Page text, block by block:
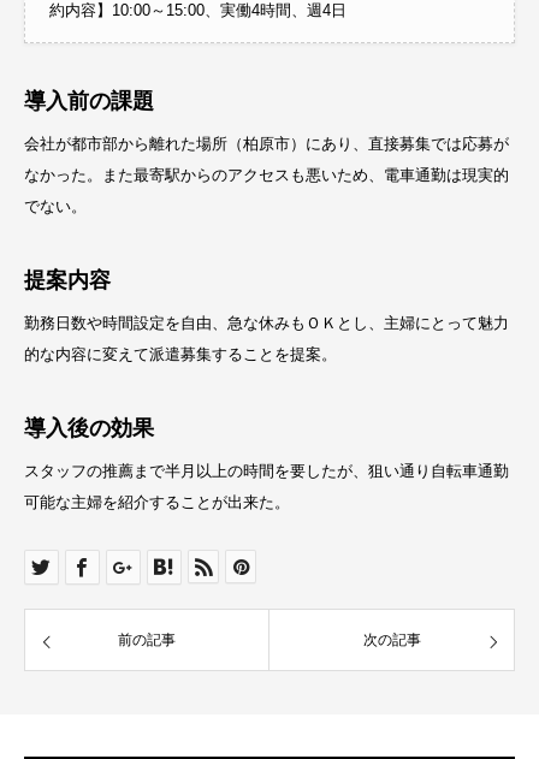
約内容】10:00～15:00、実働4時間、週4日
導入前の課題
会社が都市部から離れた場所（柏原市）にあり、直接募集では応募が
なかった。また最寄駅からのアクセスも悪いため、電車通勤は現実的
でない。
提案内容
勤務日数や時間設定を自由、急な休みもＯＫとし、主婦にとって魅力
的な内容に変えて派遣募集することを提案。
導入後の効果
スタッフの推薦まで半月以上の時間を要したが、狙い通り自転車通勤
可能な主婦を紹介することが出来た。
前の記事 次の記事